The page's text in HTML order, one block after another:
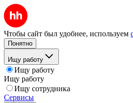
Чтобы сайт был удобнее, используем
Понятно
Ищу работу
Ищу работу
Ищу работу
Ищу сотрудника
Сервисы